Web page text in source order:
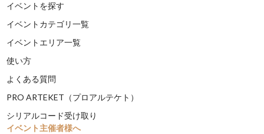
イベントを探す
イベントカテゴリ一覧
イベントエリア一覧
使い方
よくある質問
PRO ARTEKET（プロアルテケト）
シリアルコード受け取り
イベント主催者様へ